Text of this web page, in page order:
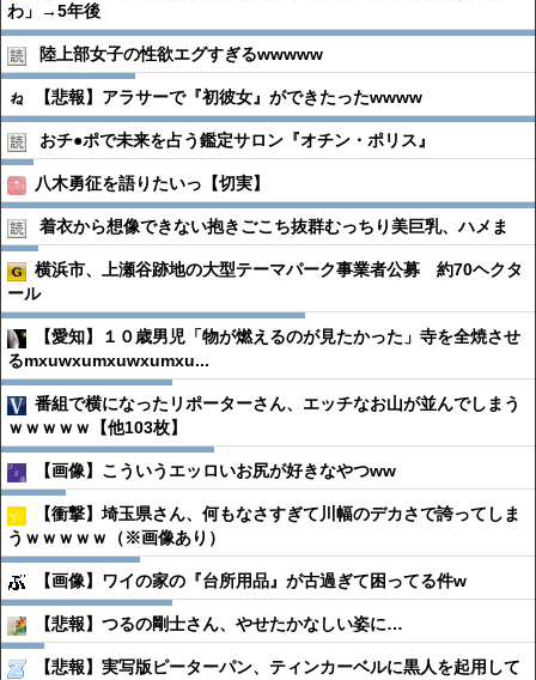
わ」→5年後
陸上部女子の性欲エグすぎるwwwww
【悲報】アラサーで『初彼女』ができたったwwww
おチ●︎ポで未来を占う鑑定サロン『オチン・ポリス』
八木勇征を語りたいっ️【切実】
着衣から想像できない抱きごこち抜群むっちり美巨乳、ハメま
横浜市、上瀬谷跡地の大型テーマパーク事業者公募 約70ヘクタ
ール
【愛知】１０歳男児「物が燃えるのが見たかった」寺を全焼させ
るmxuwxumxuwxumxu...
番組で横になったリポーターさん、エッチなお山が並んでしまう
ｗｗｗｗｗ【他103枚】
【画像】こういうエッロいお尻が好きなやつww
【衝撃】埼玉県さん、何もなさすぎて川幅のデカさで誇ってしま
うｗｗｗｗｗ（※画像あり）
【画像】ワイの家の『台所用品』が古過ぎて困ってる件w
【悲報】つるの剛士さん、やせたかなしい姿に…
【悲報】実写版ピーターパン、ティンカーベルに黒人を起用して